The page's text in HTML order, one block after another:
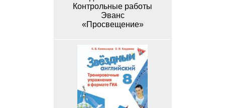
Контрольные работы
Эванс
«Просвещение»